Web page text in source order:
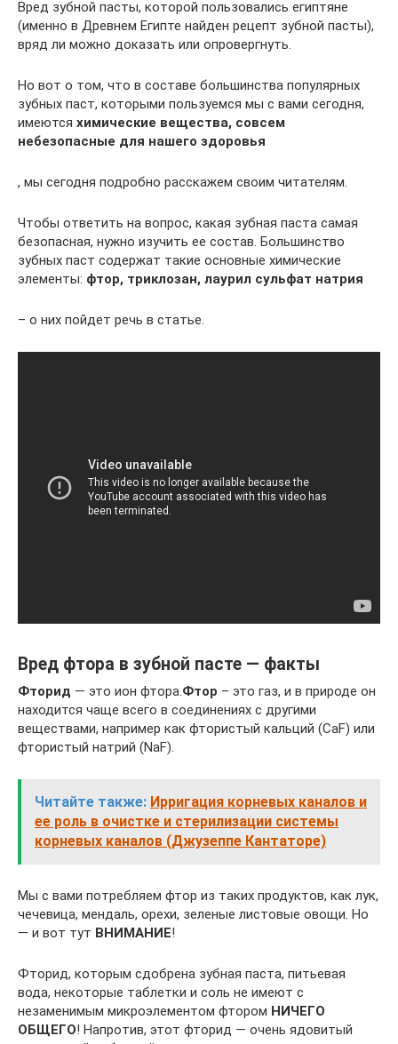
Вред зубной пасты, которой пользовались египтяне
(именно в Древнем Египте найден рецепт зубной пасты),
вряд ли можно доказать или опровергнуть.
Но вот о том, что в составе большинства популярных
зубных паст, которыми пользуемся мы с вами сегодня,
имеются химические вещества, совсем
небезопасные для нашего здоровья
, мы сегодня подробно расскажем своим читателям.
Чтобы ответить на вопрос, какая зубная паста самая
безопасная, нужно изучить ее состав. Большинство
зубных паст содержат такие основные химические
элементы: фтор, триклозан, лаурил сульфат натрия
– о них пойдет речь в статье.
Вред фтора в зубной пасте — факты
Фторид — это ион фтора.Фтор – это газ, и в природе он
находится чаще всего в соединениях с другими
веществами, например как фтористый кальций (CaF) или
фтористый натрий (NaF).
Читайте также: Ирригация корневых каналов и
ее роль в очистке и стерилизации системы
корневых каналов (Джузеппе Кантаторе)
Мы с вами потребляем фтор из таких продуктов, как лук,
чечевица, мендаль, орехи, зеленые листовые овощи. Но
— и вот тут ВНИМАНИЕ!
Фторид, которым сдобрена зубная паста, питьевая
вода, некоторые таблетки и соль не имеют с
незаменимым микроэлементом фтором НИЧЕГО
ОБЩЕГО! Напротив, этот фторид — очень ядовитый